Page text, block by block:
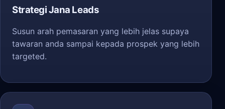
Strategi Jana Leads
Susun arah pemasaran yang lebih jelas supaya
tawaran anda sampai kepada prospek yang lebih
targeted.